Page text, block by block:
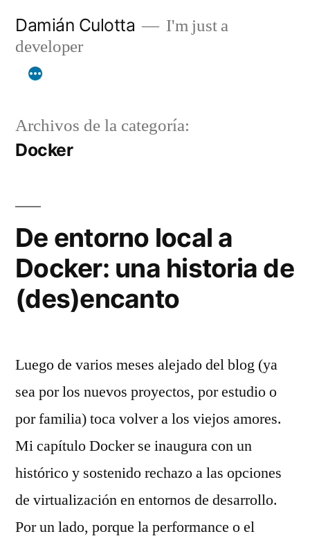
contenido
Damián Culotta
I'm just a
developer
Archivos de la categoría:
Docker
De entorno local a
Docker: una historia de
(des)encanto
Luego de varios meses alejado del blog (ya
sea por los nuevos proyectos, por estudio o
por familia) toca volver a los viejos amores.
Mi capítulo Docker se inaugura con un
histórico y sostenido rechazo a las opciones
de virtualización en entornos de desarrollo.
Por un lado, porque la performance o el